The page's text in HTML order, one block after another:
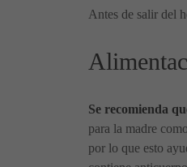
Antes de salir del
Se recomienda
para la madre
por lo que esto